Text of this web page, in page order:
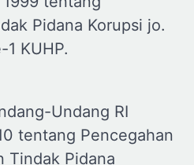
Pidana Korupsi jo.
1 KUHP.
Undang RI
tentang Pencegahan
Tindak Pidana